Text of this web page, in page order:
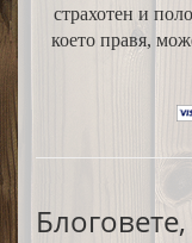
страхотен и
което правя,